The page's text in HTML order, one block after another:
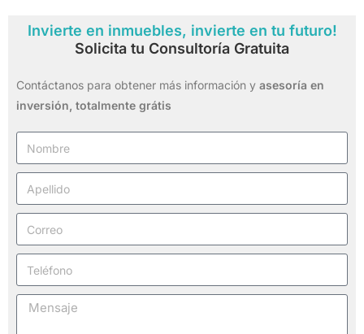
Invierte en inmuebles, invierte en tu futuro!
Solicita tu Consultoría Gratuita
Contáctanos para obtener más información y asesoría en
inversión, totalmente grátis